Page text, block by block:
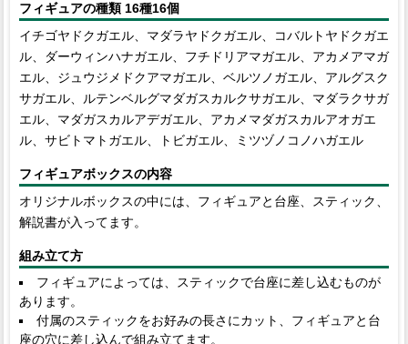
フィギュアの種類 16種16個
イチゴヤドクガエル、マダラヤドクガエル、コバルトヤドクガエ
ル、ダーウィンハナガエル、フチドリアマガエル、アカメアマガ
エル、ジュウジメドクアマガエル、ベルツノガエル、アルグスク
サガエル、ルテンベルグマダガスカルクサガエル、マダラクサガ
エル、マダガスカルアデガエル、アカメマダガスカルアオガエ
ル、サビトマトガエル、トビガエル、ミツヅノコノハガエル
フィギュアボックスの内容
オリジナルボックスの中には、フィギュアと台座、スティック、
解説書が入ってます。
組み立て方
フィギュアによっては、スティックで台座に差し込むものが
あります。
付属のスティックをお好みの長さにカット、フィギュアと台
座の穴に差し込んで組み立てます。